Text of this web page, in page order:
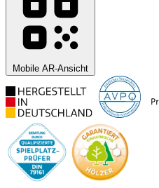
Mobile AR-Ansicht